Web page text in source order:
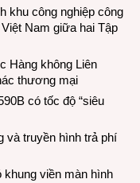
khu công nghiệp công
Nam giữa hai Tập
Hàng không Liên
thương mại
có tốc độ “siêu
và truyền hình trả phí
khung viền màn hình